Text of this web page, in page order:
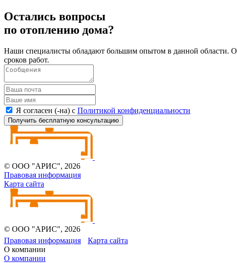
Остались вопросы
по отоплению дома?
Наши специалисты обладают большим опытом в данной области.
сроков работ.
Я согласен (-на) с Политикой конфиденциальности
Получить бесплатную консультацию
© ООО "АРИС", 2026
Правовая информация
Карта сайта
© ООО "АРИС", 2026
Правовая информация
Карта сайта
О компании
О компании